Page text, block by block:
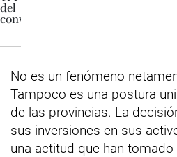
No es un fenómeno
Tampoco es una postura
de las provincias. La
sus inversiones en sus
una actitud que han